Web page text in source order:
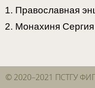
1. Православная
2. Монахиня
© 2020–2021 ПСТГУ